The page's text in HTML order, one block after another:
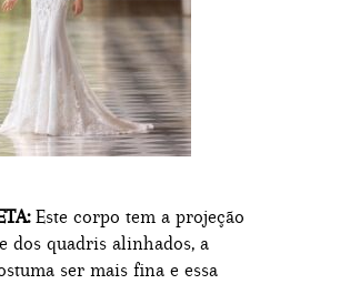
Este corpo tem a projeção
dos quadris alinhados, a
ser mais fina e essa